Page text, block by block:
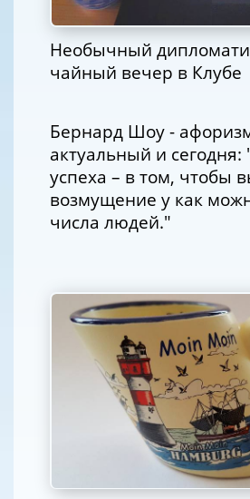
Необычный
чайный вечер в Клубе
Бернард Шоу -
актуальный и сегодня:
успеха – в том, чтобы
возмущение у как
числа людей."